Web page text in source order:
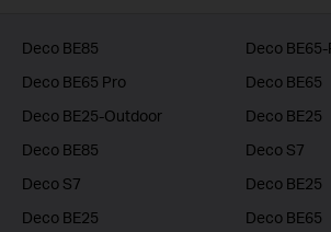
Deco BE85
Deco BE65-
Deco BE65 Pro
Deco BE65
Deco BE25-Outdoor
Deco BE25
Deco BE85
Deco S7
Deco S7
Deco BE25
Deco BE25
Deco BE65